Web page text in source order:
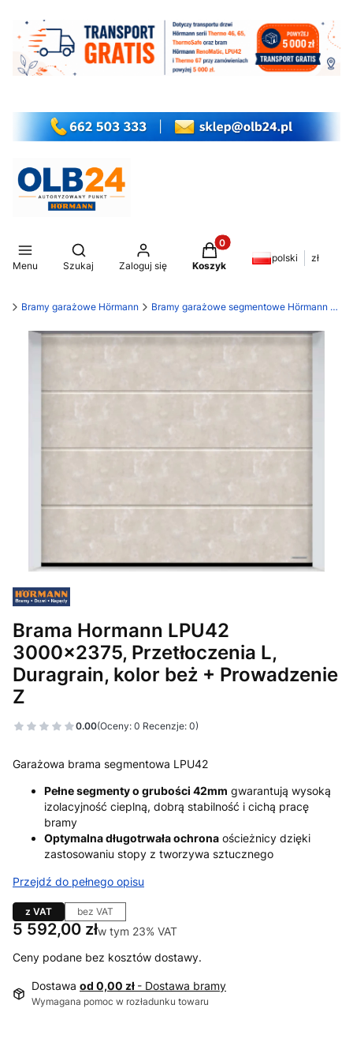
Menu
Otwórz wyszukiwarkę
Szukaj Zaloguj się
Produkty w koszyku: 0.
Koszyk
polski zł
Bramy garażowe Hörmann Bramy garażowe segmentowe Hörmann LPU 42
Brama Hormann LPU42
3000x2375, Przetłoczenia L,
Duragrain, kolor beż + Prowadzenie
Z
0.00(Oceny: 0 Recenzje: 0)
Garażowa brama segmentowa LPU42
Pełne segmenty o grubości 42mm gwarantują wysoką
izolacyjność cieplną, dobrą stabilność i cichą pracę
bramy
Optymalna długotrwała ochrona ościeżnicy dzięki
zastosowaniu stopy z tworzywa sztucznego
Przejdź do pełnego opisu
z VAT bez VAT
Cena
5 592,00 złw tym 23% VAT
w tym 23% VAT
Ceny podane bez kosztów dostawy.
Dostawa od 0,00 zł - Dostawa bramy
Wymagana pomoc w rozładunku towaru